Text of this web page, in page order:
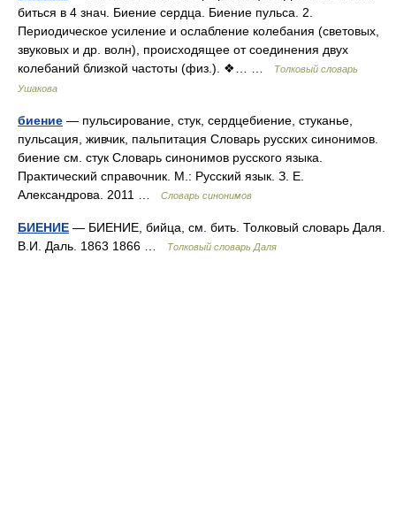
биться в 4 знач. Биение сердца. Биение пульса. 2.
Периодическое усиление и ослабление колебания (световых,
звуковых и др. волн), происходящее от соединения двух
колебаний близкой частоты (физ.). ❖… …
Толковый словарь
Ушакова
биение — пульсирование, стук, сердцебиение, стуканье,
пульсация, живчик, пальпитация Словарь русских синонимов.
биение см. стук Словарь синонимов русского языка.
Практический справочник. М.: Русский язык. З. Е.
Александрова. 2011 …
Словарь синонимов
БИЕНИЕ — БИЕНИЕ, бийца, см. бить. Толковый словарь Даля.
В.И. Даль. 1863 1866 …
Толковый словарь Даля